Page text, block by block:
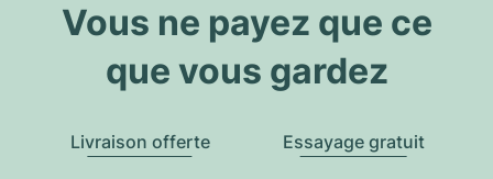
Vous ne payez que ce
que vous gardez
Livraison offerte Essayage gratuit